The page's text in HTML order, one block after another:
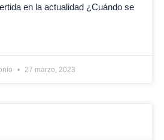
en la actualidad ¿Cuándo se
27 marzo, 2023